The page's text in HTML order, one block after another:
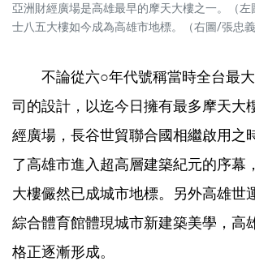
亞洲財經廣場是高雄最早的摩天大樓之一。（
士八五大樓如今成為高雄市地標。（右圖/張忠義
不論從六○年代號稱當時全台最大
司的設計，以迄今日擁有最多摩天大
經廣場，長谷世貿聯合國相繼啟用之
了高雄市進入超高層建築紀元的序幕
大樓儼然已成城市地標。另外高雄世
綜合體育館體現城市新建築美學，高
格正逐漸形成。